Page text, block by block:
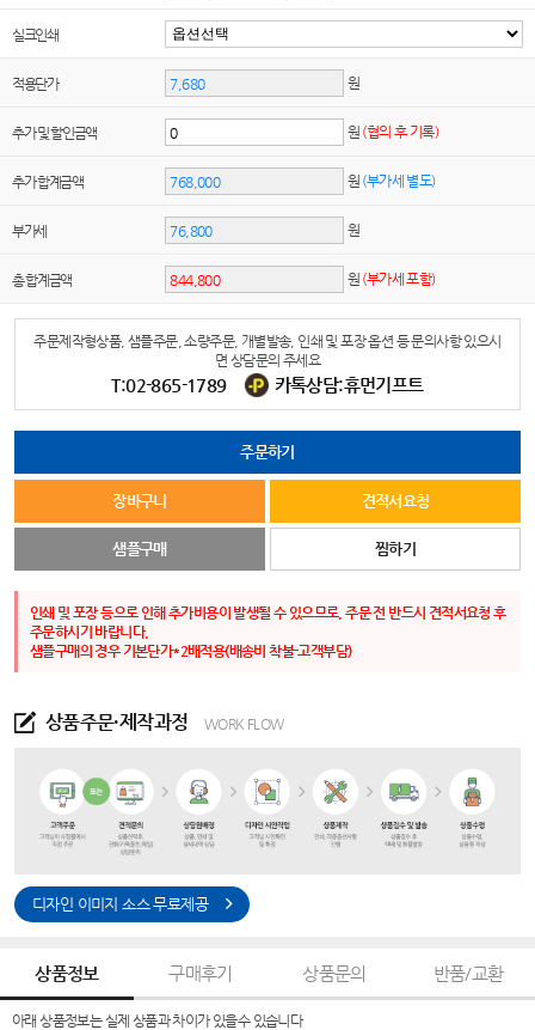
실크인쇄
적용단가 원
추가 및 할인금액 원 (협의 후 기록)
추가 합계금액 원 (부가세 별도)
부가세 원
총 합계금액 원 (부가세 포함)
주문제작형상품, 샘플주문, 소량주문, 개별발송, 인쇄 및 포장 옵션 등 문의사항 있으시
면 상담문의 주세요
T:02-865-1789 카톡상담:휴먼기프트
주문하기
장바구니 견적서요청
샘플구매 찜하기
인쇄 및 포장 등으로 인해 추가비용이 발생될 수 있으므로, 주문 전 반드시 견적서요청 후
주문하시기 바랍니다.
샘플구매의 경우 기본단가*2배적용(배송비 착불-고객부담)
상품주문·제작과정 WORK FLOW
디자인 이미지 소스 무료제공
상품정보 구매후기 상품문의 반품/교환
아래 상품정보는 실제 상품과 차이가 있을수 있습니다